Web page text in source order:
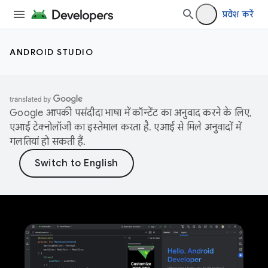
प्रवेश करें
ANDROID STUDIO
Google आपकी पसंदीदा भाषा में कॉन्टेंट का अनुवाद करने के लिए,
एआई टेक्नोलॉजी का इस्तेमाल करता है. एआई से मिले अनुवादों में
गलतियां हो सकती हैं.